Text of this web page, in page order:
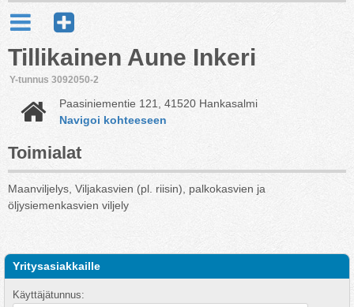
Tillikainen Aune Inkeri
Y-tunnus 3092050-2
Paasiniementie 121, 41520 Hankasalmi
Navigoi kohteeseen
Toimialat
Maanviljelys, Viljakasvien (pl. riisin), palkokasvien ja
öljysiemenkasvien viljely
Yritysasiakkaille
Käyttäjätunnus: